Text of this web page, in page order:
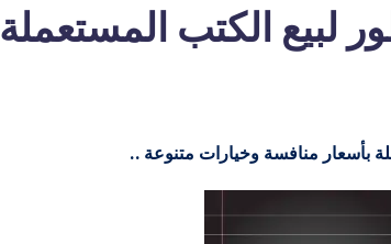
الكتب المستعملة